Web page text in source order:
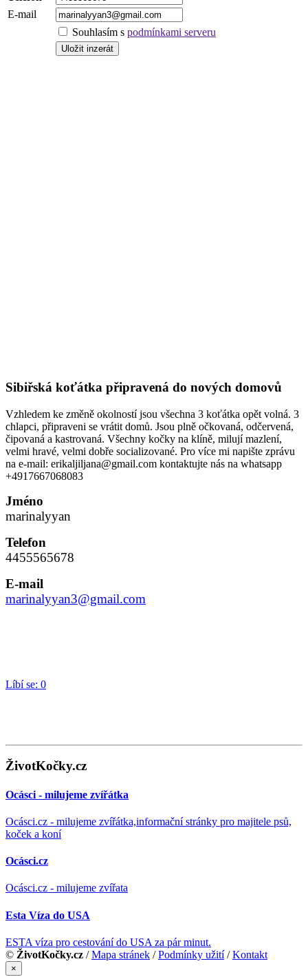
E-mail
Souhlasím s podmínkami serveru
Sibiřská koťátka připravená do nových domovů
Vzhledem ke změně okolností jsou všechna 3 koťátka opět volná. 3
chlapci, připraveni se vrátit domů. Jsou plně očkovaná, odčervená,
čipovaná a kastrovaná. Všechny kočky na klíně, milují mazlení,
velmi hravé, velmi dobře socializované. Pro více mi napište zprávu
na e-mail: erikaljiljana@gmail.com kontaktujte nás na whatsapp
+4917667068083
Jméno
marinalyyan
Telefon
4455565678
E-mail
marinalyyan3@gmail.com
Líbí se: 0
ŽivotKočky.cz
Ocásci - milujeme zvířátka
Ocásci.cz - milujeme zvířátka,informační stránky pro majitele psů,
koček a koní
Ocásci.cz
Ocásci.cz - milujeme zvířata
Esta Víza do USA
ESTA víza pro cestování do USA za pár minut.
© ŽivotKočky.cz /Mapa stránek /Podmínky užití/Kontakt
×